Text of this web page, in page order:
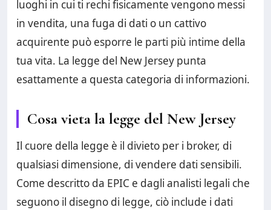
luoghi in cui ti rechi fisicamente vengono messi
in vendita, una fuga di dati o un cattivo
acquirente può esporre le parti più intime della
tua vita. La legge del New Jersey punta
esattamente a questa categoria di informazioni.
Cosa vieta la legge del New Jersey
Il cuore della legge è il divieto per i broker, di
qualsiasi dimensione, di vendere dati sensibili.
Come descritto da EPIC e dagli analisti legali che
seguono il disegno di legge, ciò include i dati